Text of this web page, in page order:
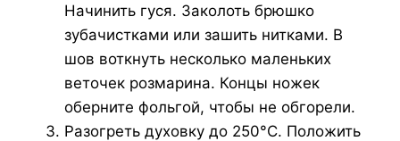
Начинить гуся. Заколоть брюшко
зубачистками или зашить нитками. В
шов воткнуть несколько маленьких
веточек розмарина. Концы ножек
оберните фольгой, чтобы не обгорели.
Разогреть духовку до 250°C. Положить